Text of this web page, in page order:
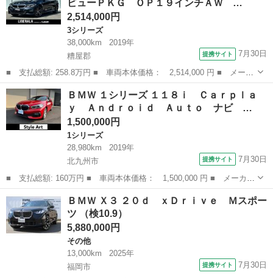
ックパッケ...
ビューＰＫＧ ＯＰ１９インチＡＷ …
2,514,000円
3シリーズ
38,000km
2019年
糟屋郡
提携サイト 7月30日
■ 支払総額: 258.8万円 ■ 車両本体価格： 2,514,000 円 ■ メーカ
ー名： ＢＭＷ ■ 車種名： ３シリーズ ■ グレード名： ３２０
ｉ Ｍスポーツ デビューＰＫＧ ＯＰ１９インチＡＷ 黒革 サウ
ンドＰＫ...
福岡 糟屋郡 3シリーズ
ＢＭＷ １シリーズ １１８ｉ Ｃａｒｐｌａ
ｙ Ａｎｄｒｏｉｄ Ａｕｔｏ ナビ …
1,500,000円
1シリーズ
28,980km
2019年
北九州市
提携サイト 7月30日
■ 支払総額: 160万円 ■ 車両本体価格： 1,500,000 円 ■ メーカー
名： ＢＭＷ ■ 車種名： １シリーズ ■ グレード名： １１８
ｉ Ｃａｒｐｌａｙ Ａｎｄｒｏｉｄ Ａｕｔｏ ナビ Ｂｌｕｅｔ
ｏｏｔｈ バ...
福岡
ＢＭＷ Ｘ３ ２０ｄ ｘＤｒｉｖｅ Ｍスポー
ツ （検10.9）
5,880,000円
その他
13,000km
2025年
福岡市
提携サイト 7月30日